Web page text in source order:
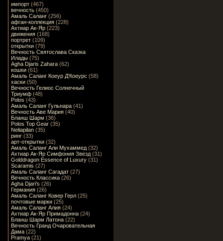
импорт (467)
вечность (450)
Амаль Саланг (256)
афган-коллекция (228)
Ахтиар Ак-Яр (223)
движения (168)
портрет (109)
открытки (79)
Вечность Святослава Сказка
Илады (75)
Agha Djaris Zahara (62)
кошки (61)
Амаль Саланг Коеур Д'Коеурс (58)
хаски (50)
Вечность Гелиос Солнечный
Триумф (48)
Polos (43)
Амаль Саланг Гульнара (41)
Вечность Аве Мария (40)
Бланш Шарм (36)
Polos Top Gear (35)
Neliapilan (35)
ринг (33)
арт-открытки (32)
Амаль Саланг Али Мухаммед (32)
Ахтиар Ак-Яр Симфония Звезд (31)
Golddragon Essence of Luxury (31)
Scaramis (27)
Амаль Саланг Сагадат (27)
Вечность Классика (26)
Agha Djari's (26)
Германия (26)
Амаль Саланг Ковер Герл (25)
почтовые марки (25)
Амаль Саланг Алия (24)
Ахтиар Ак-Яр Примадонна (24)
Бланш Шарм Латона (22)
Вечность Гранд Очаровательная
Дама (22)
Pramya (21)